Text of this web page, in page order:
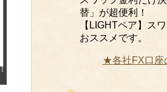
替」が超便利！
【LIGHTペア】ス
おススメです。
★各社FX口座